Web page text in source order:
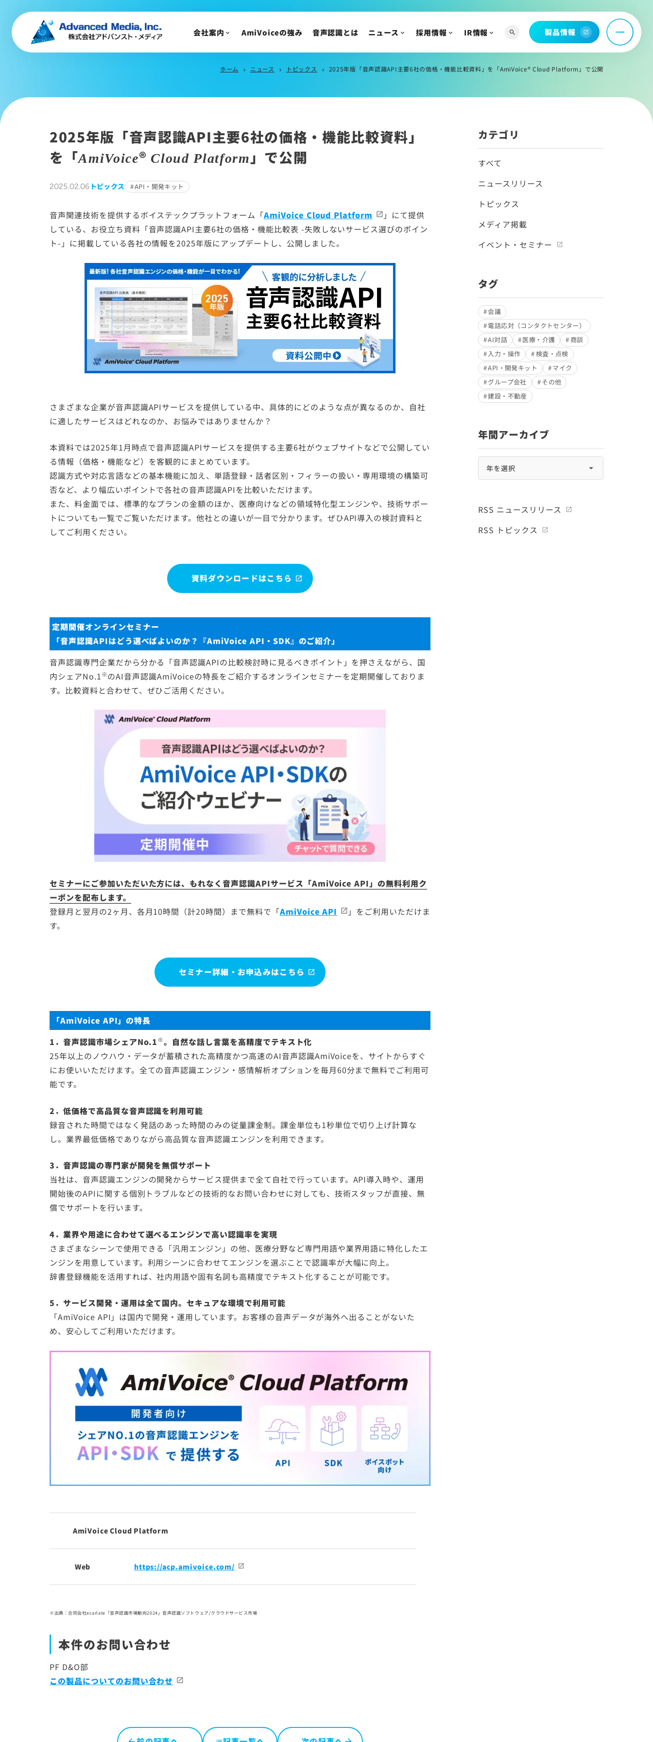
トップメッセージ
会社沿革
サステナビリティ
メディア掲載
イベント・セミナー
株主・投資家の皆様へ
IR資料/決算短信および関連資料
財務ハイライト
株主総会/株式関連情報
IRについてのご質問
会社案内 AmiVoiceの強み 音声認識とは ニュース 採用情報 IR情報 search 製品情報 open_in_new
ホーム chevron_right ニュース chevron_right トピックス chevron_right 2025年版「音声認識API主要6社の価格・機能比較資料」を「AmiVoice® Cloud Platform」で公開
2025年版「音声認識API主要6社の価格・機能比較資料」
を「AmiVoice® Cloud Platform」で公開
2025.02.06 トピックス API・開発キット
音声関連技術を提供するボイステックプラットフォーム「AmiVoice Cloud Platform
」にて提供
している、お役立ち資料「音声認識API主要6社の価格・機能比較表 -失敗しないサービス選びのポイン
ト-」に掲載している各社の情報を2025年版にアップデートし、公開しました。
さまざまな企業が音声認識APIサービスを提供している中、具体的にどのような点が異なるのか、自社
に適したサービスはどれなのか、お悩みではありませんか？
本資料では2025年1月時点で音声認識APIサービスを提供する主要6社がウェブサイトなどで公開してい
る情報（価格・機能など）を客観的にまとめています。
認識方式や対応言語などの基本機能に加え、単語登録・話者区別・フィラーの扱い・専用環境の構築可
否など、より幅広いポイントで各社の音声認識APIを比較いただけます。
また、料金面では、標準的なプランの金額のほか、医療向けなどの領域特化型エンジンや、技術サポー
トについても一覧でご覧いただけます。他社との違いが一目で分かります。ぜひAPI導入の検討資料と
してご利用ください。
資料ダウンロードはこちら
定期開催オンラインセミナー
「音声認識APIはどう選べばよいのか？『AmiVoice API・SDK』のご紹介」
音声認識専門企業だから分かる「音声認識APIの比較検討時に見るべきポイント」を押さえながら、国
内シェアNo.1※のAI音声認識AmiVoiceの特長をご紹介するオンラインセミナーを定期開催しておりま
す。比較資料と合わせて、ぜひご活用ください。
セミナーにご参加いただいた方には、もれなく音声認識APIサービス「AmiVoice API」の無料利用ク
ーポンを配布します。
登録月と翌月の2ヶ月、各月10時間（計20時間）まで無料で「AmiVoice API
」をご利用いただけま
す。
セミナー詳細・お申込みはこちら
「AmiVoice API」の特長
1．音声認識市場シェアNo.1※。自然な話し言葉を高精度でテキスト化
25年以上のノウハウ・データが蓄積された高精度かつ高速のAI音声認識AmiVoiceを、サイトからすぐ
にお使いいただけます。全ての音声認識エンジン・感情解析オプションを毎月60分まで無料でご利用可
能です。
2．低価格で高品質な音声認識を利用可能
録音された時間ではなく発話のあった時間のみの従量課金制。課金単位も1秒単位で切り上げ計算な
し。業界最低価格でありながら高品質な音声認識エンジンを利用できます。
3．音声認識の専門家が開発を無償サポート
当社は、音声認識エンジンの開発からサービス提供まで全て自社で行っています。API導入時や、運用
開始後のAPIに関する個別トラブルなどの技術的なお問い合わせに対しても、技術スタッフが直接、無
償でサポートを行います。
4．業界や用途に合わせて選べるエンジンで高い認識率を実現
さまざまなシーンで使用できる「汎用エンジン」の他、医療分野など専門用語や業界用語に特化したエ
ンジンを用意しています。利用シーンに合わせてエンジンを選ぶことで認識率が大幅に向上。
辞書登録機能を活用すれば、社内用語や固有名詞も高精度でテキスト化することが可能です。
5．サービス開発・運用は全て国内。セキュアな環境で利用可能
「AmiVoice API」は国内で開発・運用しています。お客様の音声データが海外へ出ることがないた
め、安心してご利用いただけます。
AmiVoice Cloud Platform
Web https://acp.amivoice.com/
※出典：合同会社ecarlate「音声認識市場動向2024」音声認識ソフトウェア/クラウドサービス市場
本件のお問い合わせ
PF D&O部
この製品についてのお問い合わせ
カテゴリ
すべて
ニュースリリース
トピックス
メディア掲載
イベント・セミナー
タグ
会議
電話応対（コンタクトセンター）
AI対話
医療・介護
商談
入力・操作
検査・点検
API・開発キット
マイク
グループ会社
その他
建設・不動産
年間アーカイブ
RSS ニュースリリース
RSS トピックス